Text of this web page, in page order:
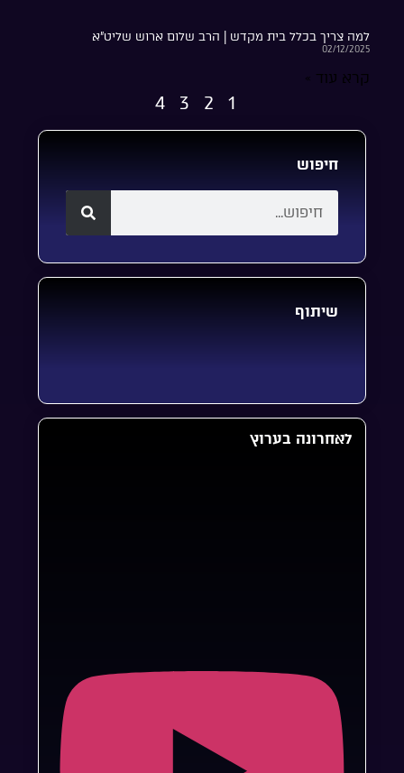
למה צריך בכלל בית מקדש | הרב שלום ארוש שליט”א
02/12/2025
קרא עוד »
1
2
3
4
חיפוש
שיתוף
לאחרונה בערוץ